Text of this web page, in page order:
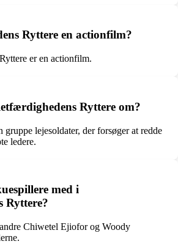
Ryttere en actionfilm?
er en actionfilm.
Ryttere om?
gruppe lejesoldater, der forsøger at redde
ledere.
med i
Ryttere?
Chiwetel Ejiofor og Woody